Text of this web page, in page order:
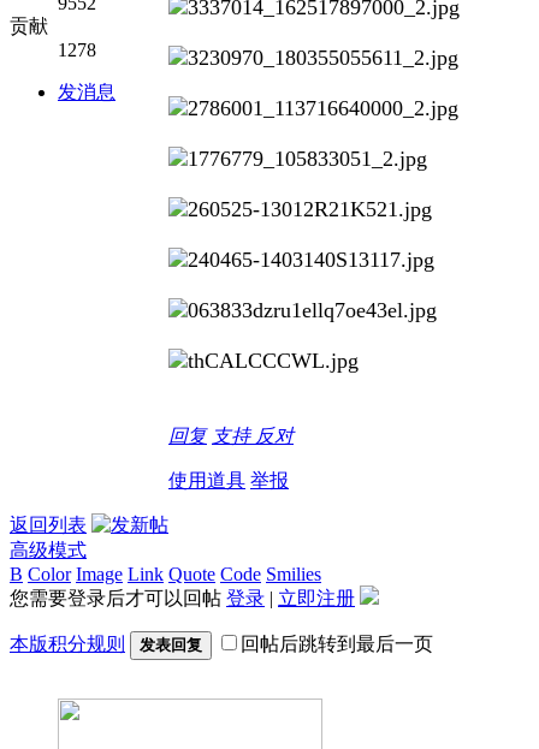
贡献
1278
发消息
回复 支持 反对
使用道具 举报
返回列表
高级模式
B Color Image Link Quote Code Smilies
您需要登录后才可以回帖 登录 | 立即注册
本版积分规则 发表回复 回帖后跳转到最后一页